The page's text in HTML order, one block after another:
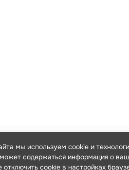
мы используем cookie и
содержаться информация о
cookie в настройках